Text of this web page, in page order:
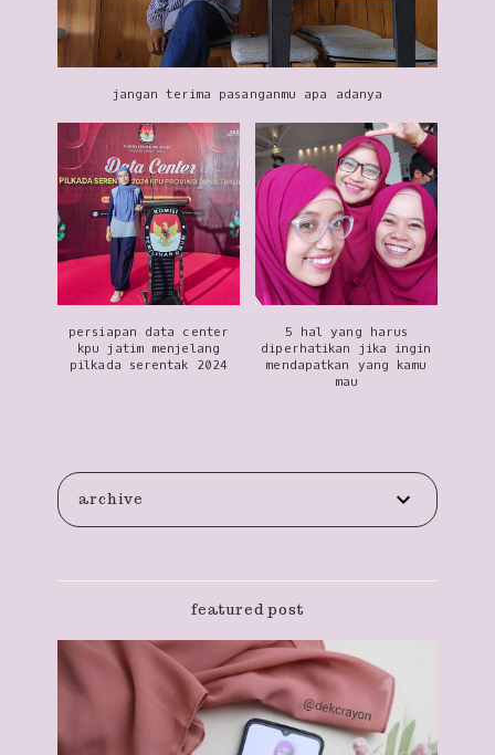
jangan terima pasanganmu apa adanya
persiapan data center
kpu jatim menjelang
pilkada serentak 2024
5 hal yang harus
diperhatikan jika ingin
mendapatkan yang kamu
mau
archive
featured post